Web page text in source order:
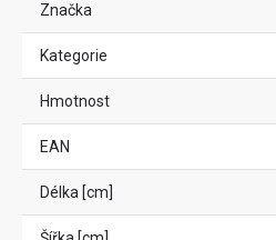
Značka
Kategorie
Hmotnost
EAN
Délka [cm]